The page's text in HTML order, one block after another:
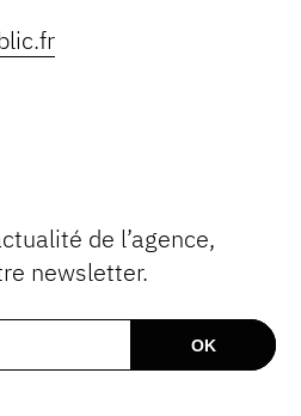
de l’agence,
newsletter.